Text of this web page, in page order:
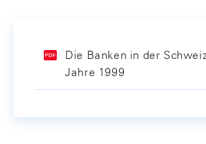
Die Banken in der
Jahre 1999